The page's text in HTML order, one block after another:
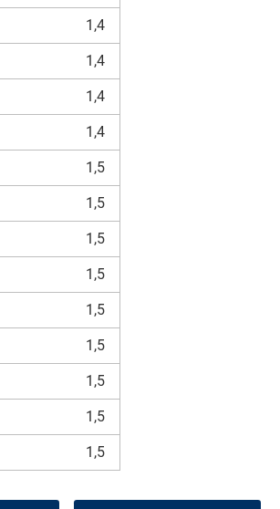
1,4
1,4
1,4
1,4
1,5
1,5
1,5
1,5
1,5
1,5
1,5
1,5
1,5